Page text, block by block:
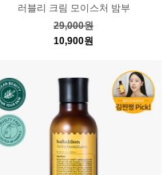
러블리 크림 모이스처 밤부
29,000원
10,900원